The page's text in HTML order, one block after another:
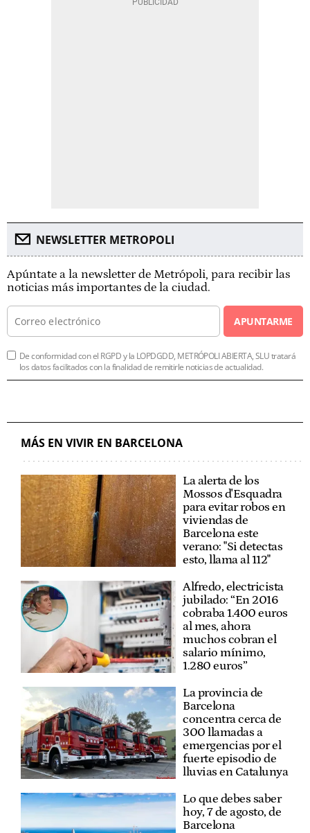
NEWSLETTER METROPOLI
Apúntate a la newsletter de Metrópoli, para recibir las
noticias más importantes de la ciudad.
APUNTARME
De conformidad con el RGPD y la LOPDGDD, METRÓPOLI ABIERTA, SLU tratará
los datos facilitados con la finalidad de remitirle noticias de actualidad.
MÁS EN VIVIR EN BARCELONA
La alerta de los
Mossos d'Esquadra
para evitar robos en
viviendas de
Barcelona este
verano: "Si detectas
esto, llama al 112"
Alfredo, electricista
jubilado: “En 2016
cobraba 1.400 euros
al mes, ahora
muchos cobran el
salario mínimo,
1.280 euros”
La provincia de
Barcelona
concentra cerca de
300 llamadas a
emergencias por el
fuerte episodio de
lluvias en Catalunya
Lo que debes saber
hoy, 7 de agosto, de
Barcelona